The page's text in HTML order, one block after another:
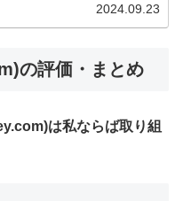
2024.09.23
の評価・まとめ
は私ならば取り組